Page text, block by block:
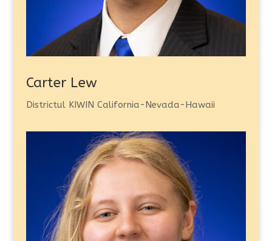
Carter Lew
Districtul KIWIN California-Nevada-Hawaii